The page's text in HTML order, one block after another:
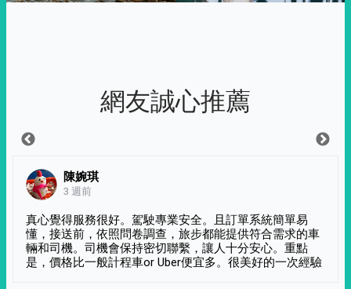
網友誠心推薦
陳婉琪
3 週前
真心覺得服務很好。駕駛專業安全。且訂單系統簡單易
懂，接送前，依照問卷調查，旅步都能提供符合需求的車
輛和司機。司機會保持密切聯繫，讓人十分安心。重點
是，價格比一般計程車or Uber便宜多。很美好的一次經驗